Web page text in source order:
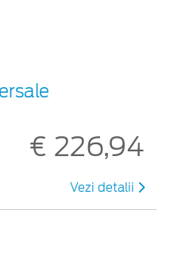
€ 226,94
Vezi detalii